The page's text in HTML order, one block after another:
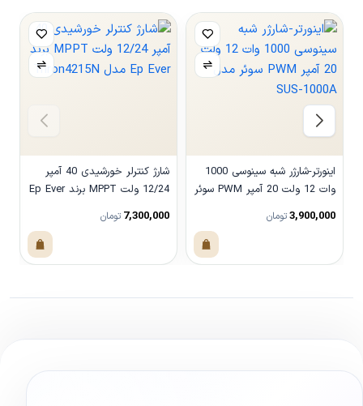
اینورتر-شارژر شبه سینوسی 1000
وات 12 ولت 20 آمپر PWM سوئر
مدل SUS-1000A
3,900,000تومان
شارژ کنترلر خورشیدی 40 آمپر
12/24 ولت MPPT برند Ep Ever
مدل Triron4215N
7,300,000 تومان